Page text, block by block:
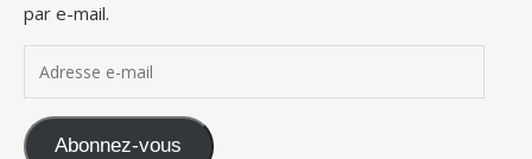
par e-mail.
Abonnez-vous